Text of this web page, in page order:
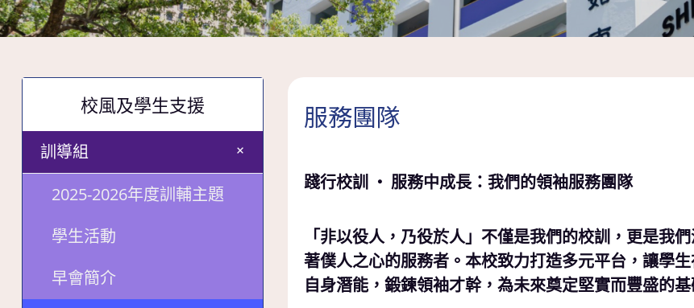
校風及學生支援
訓導組 +
2025-2026年度訓輔主題
學生活動
早會簡介
服務團隊
踐行校訓 ‧ 服務中成長：我們的領袖服務團隊
「非以役人，乃役於人」不僅是我們的校訓，更是我
著僕人之心的服務者。本校致力打造多元平台，讓學
自身潛能，鍛鍊領袖才幹，為未來奠定堅實而豐盛的基